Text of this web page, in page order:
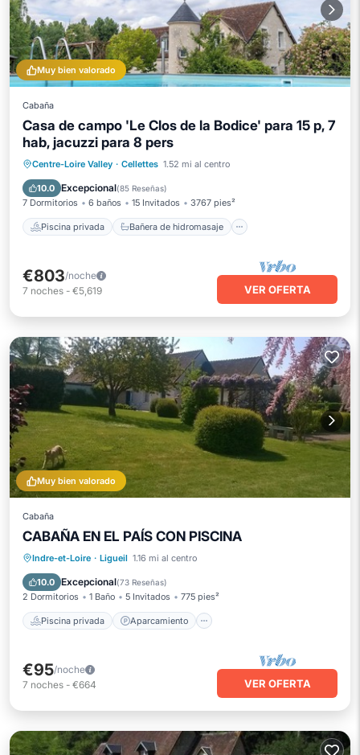
Muy bien valorado
Cabaña
Casa de campo 'Le Clos de la Bodice' para 15 p, 7
hab, jacuzzi para 8 pers
Centre-Loire Valley · Cellettes 1.52 mi al centro
10.0 Excepcional(85 Reseñas)
7 Dormitorios 6 baños 15 Invitados 3767 pies²
Piscina privada Bañera de hidromasaje
Piscina privada
Bañera de hidromasaje
Aparcamiento
€803/noche
7 noches - €5,619 VER OFERTA
Muy bien valorado
Cabaña
CABAÑA EN EL PAÍS CON PISCINA
Indre-et-Loire · Ligueil 1.16 mi al centro
10.0 Excepcional(73 Reseñas)
2 Dormitorios 1 Baño 5 Invitados 775 pies²
Piscina privada Aparcamiento
Piscina privada
Aparcamiento
Piscina
Balcón/Terraza
€95/noche
7 noches - €664 VER OFERTA